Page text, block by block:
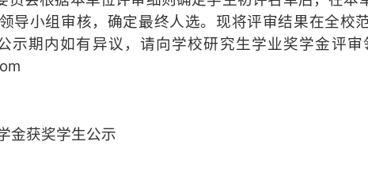
导小组审核，确定最终人选。现将评审结果在全校
示期内如有异议，请向学校研究生学业奖学金评
金获奖学生公示